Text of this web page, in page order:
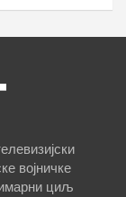
војничке
циљ